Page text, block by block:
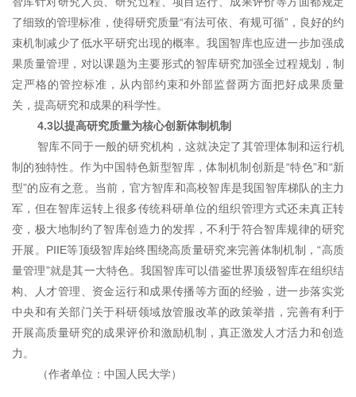
了细致的管理标准，使得研究质量“有法可依、有规可循”，良好的约
束机制减少了低水平研究出现的概率。我国智库也应进一步加强成
果质量管理，对以课题为主要形式的智库研究加强全过程规划，制
定严格的管控标准，从内部约束和外部监督两方面把好成果质量
关，提高研究和成果的科学性。
4.3以提高研究质量为核心创新体制机制
智库不同于一般的研究机构，这就决定了其管理体制和运行机
制的独特性。作为中国特色新型智库，体制机制创新是“特色”和“新
型”的应有之意。当前，官方智库和高校智库是我国智库梯队的主力
军，但在智库运转上很多传统科研单位的组织管理方式还未真正转
变，极大地制约了智库创造力的发挥，不利于符合智库规律的研究
开展。PIIE等顶级智库始终围绕高质量研究来完善体制机制，“高质
量管理”就是其一大特色。我国智库可以借鉴世界顶级智库在组织结
构、人才管理、资金运行和成果传播等方面的经验，进一步落实党
中央和有关部门关于科研领域放管服改革的政策举措，完善有利于
开展高质量研究的成果评价和激励机制，真正激发人才活力和创造
力。
（作者单位：中国人民大学）